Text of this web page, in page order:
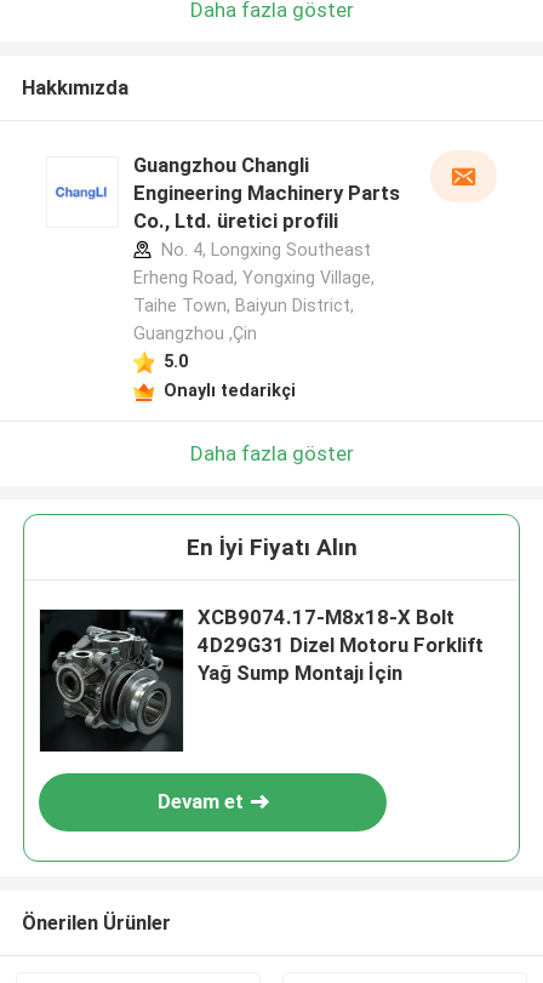
Daha fazla göster
Hakkımızda
Guangzhou Changli
Engineering Machinery Parts
Co., Ltd. üretici profili
No. 4, Longxing Southeast
Erheng Road, Yongxing Village,
Taihe Town, Baiyun District,
Guangzhou ,Çin
5.0
Onaylı tedarikçi
Daha fazla göster
En İyi Fiyatı Alın
XCB9074.17-M8x18-X Bolt
4D29G31 Dizel Motoru Forklift
Yağ Sump Montajı İçin
Devam et
Önerilen Ürünler